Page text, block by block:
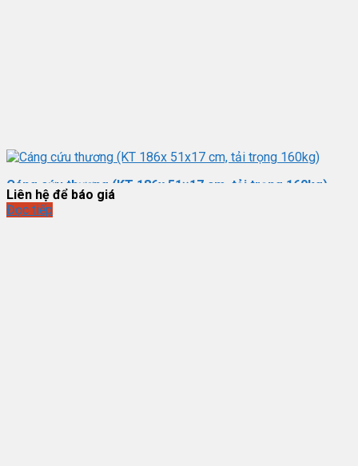
Cáng cứu thương (KT 186x 51×17 cm, tải trọng 160kg)
Liên hệ để báo giá
Đọc tiếp